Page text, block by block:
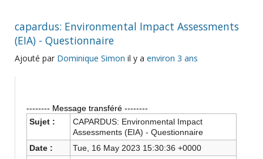
capardus: Environmental Impact Assessments
(EIA) - Questionnaire
Ajouté par Dominique Simon il y a environ 3 ans
-------- Message transféré --------
Sujet :
CAPARDUS: Environmental Impact
Assessments (EIA) - Questionnaire
Date :
Tue, 16 May 2023 15:30:36 +0000